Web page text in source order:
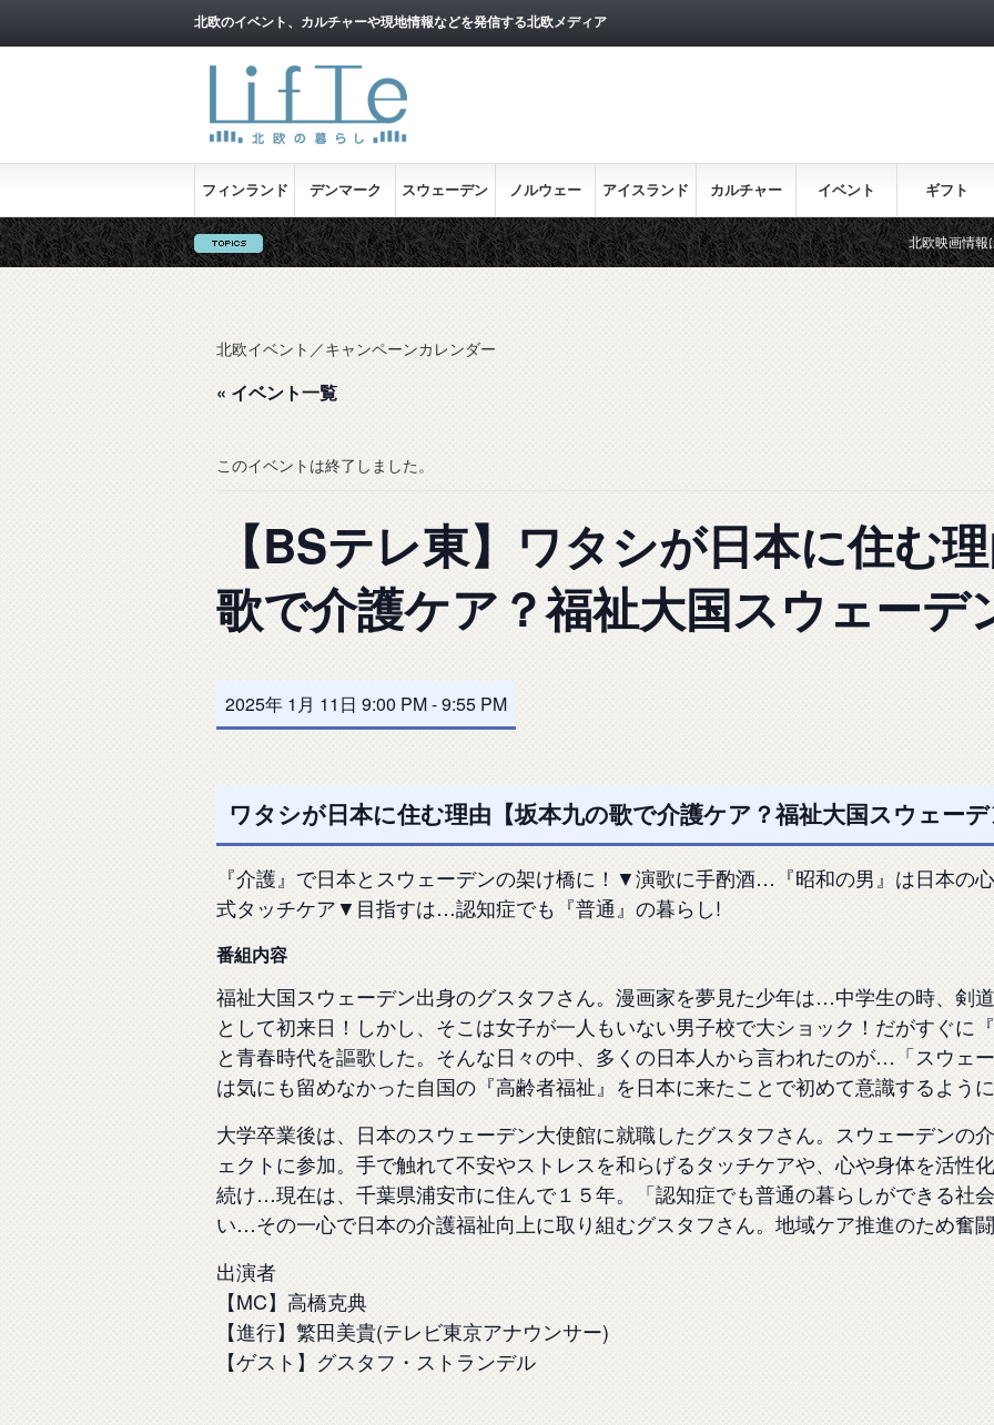
北欧のイベント、カルチャーや現地情報などを発信する北欧メディア
フィンランド デンマーク スウェーデン ノルウェー アイスランド カルチャー イベント ギフト
北欧映画情報はこちら♪
北欧イベント／キャンペーンカレンダー
« イベント一覧
このイベントは終了しました。
【BSテレ東】ワタシが日本に住む
歌で介護ケア？福祉大国スウェーデ
2025年 1月 11日 9:00 PM-9:55 PM
ワタシが日本に住む理由【坂本九の歌で介護ケア？福祉大国スウェー
『介護』で日本とスウェーデンの架け橋に！▼演歌に手酌酒…『昭和の男』は日本の
式タッチケア▼目指すは…認知症でも『普通』の暮らし!
番組内容
福祉大国スウェーデン出身のグスタフさん。漫画家を夢見た少年は…中学生の時、剣
として初来日！しかし、そこは女子が一人もいない男子校で大ショック！だがすぐに
と青春時代を謳歌した。そんな日々の中、多くの日本人から言われたのが…「スウェ
は気にも留めなかった自国の『高齢者福祉』を日本に来たことで初めて意識するよう
大学卒業後は、日本のスウェーデン大使館に就職したグスタフさん。スウェーデンの
ェクトに参加。手で触れて不安やストレスを和らげるタッチケアや、心や身体を活性
続け…現在は、千葉県浦安市に住んで１５年。「認知症でも普通の暮らしができる社
い…その一心で日本の介護福祉向上に取り組むグスタフさん。地域ケア推進のため奮
出演者
【MC】高橋克典
【進行】繁田美貴(テレビ東京アナウンサー)
【ゲスト】グスタフ・ストランデル